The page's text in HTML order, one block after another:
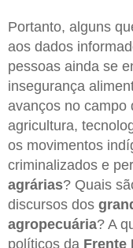
Portanto, alguns
aos dados
pessoas ainda se
insegurança
avanços no campo
agricultura,
os movimentos
criminalizados e
agrárias? Quais
discursos dos
agropecuária? A
políticos da Frente